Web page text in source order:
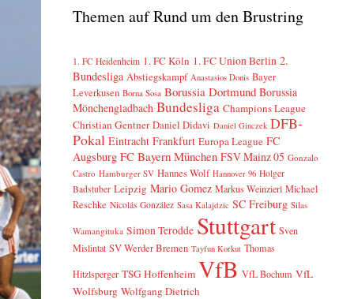
Themen auf Rund um den Brustring
1. FC Heidenheim 1. FC Köln 1. FC Union Berlin 2.
Bundesliga Abstiegskampf Anastasios Donis Bayer
Leverkusen Borna Sosa Borussia Dortmund Borussia
Mönchengladbach Bundesliga Champions League
Christian Gentner Daniel Didavi Daniel Ginczek DFB-
Pokal Eintracht Frankfurt Europa League FC
Augsburg FC Bayern München FSV Mainz 05 Gonzalo
Castro Hamburger SV Hannes Wolf Hannover 96 Holger
Badstuber Leipzig Mario Gomez Markus Weinzierl Michael
Reschke Nicolás González Sasa Kalajdzic SC Freiburg Silas
Wamangituka Simon Terodde Stuttgart Sven
Mislintat SV Werder Bremen Tayfun Korkut Thomas
Hitzlsperger TSG Hoffenheim VfB VfL Bochum VfL
Wolfsburg Wolfgang Dietrich